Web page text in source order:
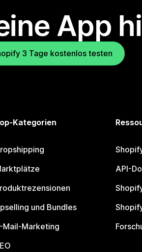
App
3 Tage kostenlos testen
Kategorien
und Bundles
Mail-Marketing
API-